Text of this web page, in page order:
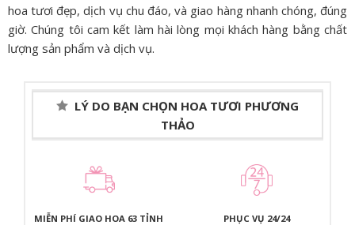
hoa tươi đẹp, dịch vụ chu đáo, và giao hàng nhanh chóng, đúng
giờ. Chúng tôi cam kết làm hài lòng mọi khách hàng bằng chất
lượng sản phẩm và dịch vụ.
LÝ DO BẠN CHỌN HOA TƯƠI PHƯƠNG
THẢO
MIỄN PHÍ GIAO HOA 63 TỈNH
PHỤC VỤ 24/24